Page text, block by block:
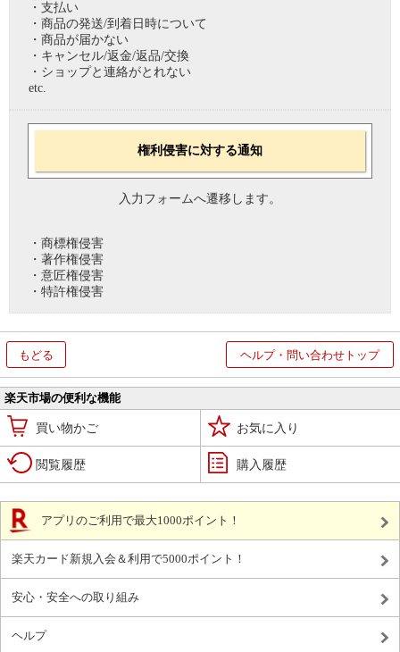
・支払い
・商品の発送/到着日時について
・商品が届かない
・キャンセル/返金/返品/交換
・ショップと連絡がとれない
etc.
権利侵害に対する通知
入力フォームへ遷移します。
・商標権侵害
・著作権侵害
・意匠権侵害
・特許権侵害
もどる ヘルプ・問い合わせトップ
楽天市場の便利な機能
買い物かご お気に入り
閲覧履歴 購入履歴
アプリのご利用で最大1000ポイント！
楽天カード新規入会＆利用で5000ポイント！
安心・安全への取り組み
ヘルプ